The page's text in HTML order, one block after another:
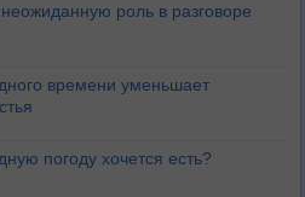
роль в разговоре
времени уменьшает
погоду хочется есть?